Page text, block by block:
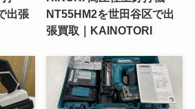
出張
NT55HM2を世田谷区で出
張買取｜KAINOTORI